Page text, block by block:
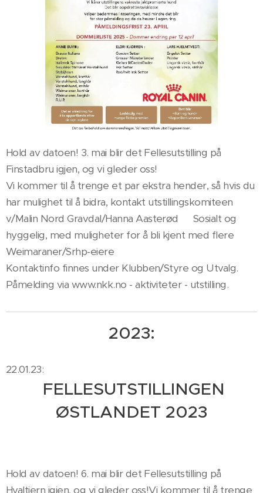
Hold av datoen! 3. mai blir det Fellesutstilling på
Finstadbru igjen, og vi gleder oss!
Vi kommer til å trenge et par ekstra hender, så hvis du
har mulighet til å bidra, kontakt utstillingskomiteen
v/Malin Nord Gravdal/Hanna Aasterød💪 Sosialt og
hyggelig, med muligheter for å bli kjent med flere
Weimaraner/Srhp-eiere🥰🐾
Kontaktinfo finnes under Klubben/Styre og Utvalg.
Påmelding via www.nkk.no - aktiviteter - utstilling.
2023:
22.01.23:
FELLESUTSTILLINGEN
ØSTLANDET 2023
Hold av datoen! 6. mai blir det Fellesutstilling på
Hvaltjern igjen, og vi gleder oss!Vi kommer til å trenge